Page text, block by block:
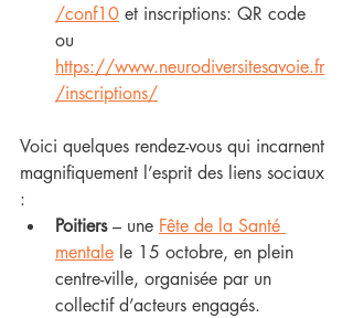
/conf10 et inscriptions: QR code
ou
https://www.neurodiversitesavoie.fr
/inscriptions/
Voici quelques rendez-vous qui incarnent
magnifiquement l’esprit des liens sociaux
:
Poitiers – une Fête de la Santé
mentale le 15 octobre, en plein
centre-ville, organisée par un
collectif d’acteurs engagés.